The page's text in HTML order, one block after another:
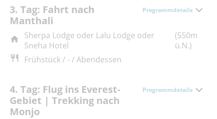
3. Tag: Fahrt nach
Manthali
Programmdetails
Sherpa Lodge oder Lalu Lodge oder
Sneha Hotel
(550m
ü.N.)
Frühstück / - / Abendessen
4. Tag: Flug ins Everest-
Gebiet | Trekking nach
Monjo
Programmdetails